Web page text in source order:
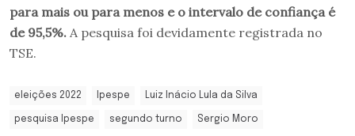
para mais ou para menos e o intervalo de confiança é
de 95,5%. A pesquisa foi devidamente registrada no
TSE.
eleições 2022 Ipespe Luiz Inácio Lula da Silva
pesquisa Ipespe segundo turno Sergio Moro